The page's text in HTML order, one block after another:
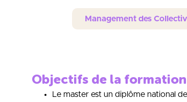
Management des
Objectifs de la formation
Le master est un diplôme national